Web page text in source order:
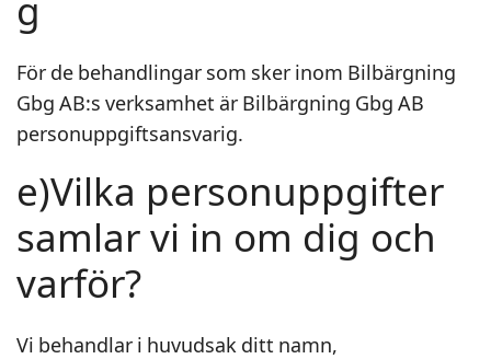
g
För de behandlingar som sker inom Bilbärgning
Gbg AB:s verksamhet är Bilbärgning Gbg AB
personuppgiftsansvarig.
e)Vilka personuppgifter
samlar vi in om dig och
varför?
Vi behandlar i huvudsak ditt namn,